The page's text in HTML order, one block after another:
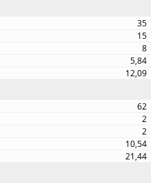
35
15
8
5,84
12,09
62
2
2
10,54
21,44